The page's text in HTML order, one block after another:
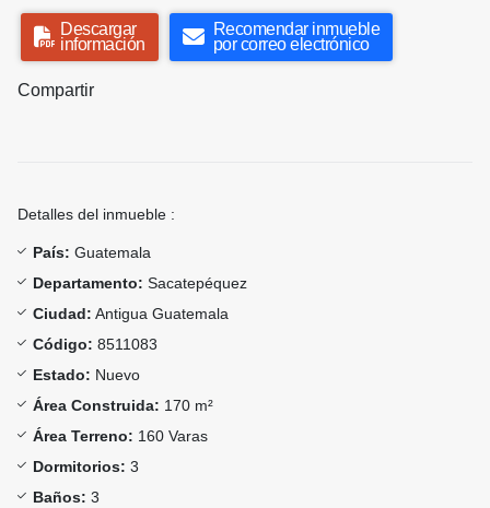
Descargar
información
Recomendar inmueble
por correo electrónico
Compartir
Detalles del inmueble :
País: Guatemala
Departamento: Sacatepéquez
Ciudad: Antigua Guatemala
Código: 8511083
Estado: Nuevo
Área Construida: 170 m²
Área Terreno: 160 Varas
Dormitorios: 3
Baños: 3